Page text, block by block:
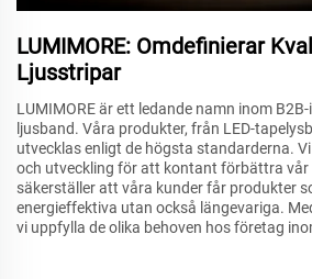
LUMIMORE: Omdefinierar
Ljusstripar
LUMIMORE är ett ledande namn inom
ljusband. Våra produkter, från LED-
utvecklas enligt de högsta standarderna.
och utveckling för att kontant förbättra vår
säkerställer att våra kunder får produkter
energieffektiva utan också längevariga.
vi uppfylla de olika behoven hos företag